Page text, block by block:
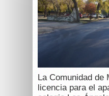
La Comunidad de
licencia para el